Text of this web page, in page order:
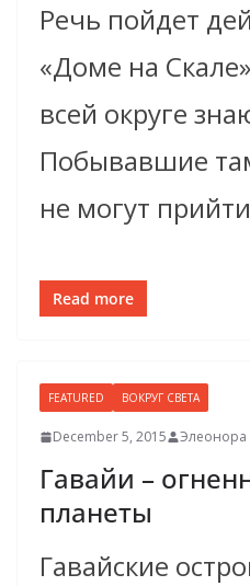
Речь пойдет
«Доме на
всей округе
Побывавшие
не могут прийти
Read more
FEATURED ВОКРУГ СВЕТА
December 5, 2015
Гавайи –
планеты
Гавайские